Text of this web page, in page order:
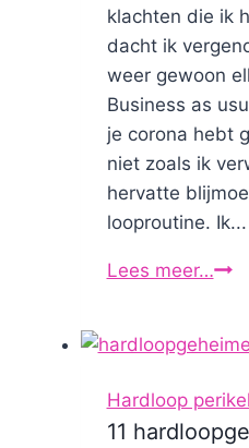
klachten die ik
dacht ik
weer gewoon
Business as
je corona hebt
niet zoals ik
hervatte
looproutine. Ik...
Lees meer…
hebt
Hardloop
11